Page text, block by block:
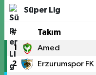
Süper Lig
# Takım
1 Amed
2 Erzurumspor FK